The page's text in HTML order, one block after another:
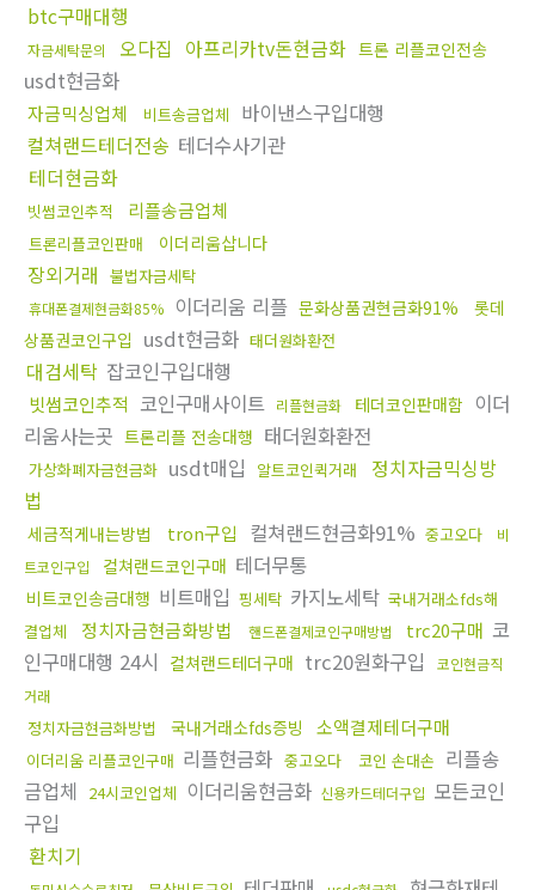
btc구매대행
자금세탁문의 오다집 아프리카tv돈현금화 트론 리플코인전송
usdt현금화
자금믹싱업체 비트송금업체
바이낸스구입대행
컬쳐랜드테더전송 테더수사기관
테더현금화
빗썸코인추적 리플송금업체
트론리플코인판매 이더리움삽니다
장외거래 불법자금세탁
휴대폰결제현금화85% 이더리움 리플 문화상품권현금화91%
롯데
상품권코인구입 usdt현금화 태더원화환전
대검세탁 잡코인구입대행
빗썸코인추적 코인구매사이트 리플현금화 테더코인판매함 이더
리움사는곳 트론리플 전송대행 태더원화환전
가상화폐자금현금화 usdt매입 알트코인퀵거래
정치자금믹싱방
법
세금적게내는방법 tron구입 컬쳐랜드현금화91% 중고오다
비
트코인구입
컬쳐랜드코인구매 테더무통
비트코인송금대행 비트매입 핑세탁 카지노세탁 국내거래소fds해
결업체
정치자금현금화방법 핸드폰결제코인구매방법 trc20구매 코
인구매대행 24시 컬쳐랜드테더구매 trc20원화구입
코인현금직
거래
정치자금현금화방법 국내거래소fds증빙 소액결제테더구매
이더리움 리플코인구매 리플현금화 중고오다 코인 손대손 리플송
금업체
24시코인업체 이더리움현금화 신용카드테더구입 모든코인
구입
환치기